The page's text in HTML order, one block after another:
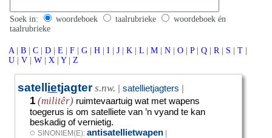
Soek in: woordeboek taalrubrieke
woordeboek én
taalrubrieke
A | B | C | D | E | F | G | H | I | J | K | L | M | N | O | P | Q | R | S | T |
U | V | W | X | Y | Z
satellietjagter s.nw. |satellietjagters |
1 (militêr) ruimtevaartuig wat met wapens
toegerus is om satelliete van ’n vyand te kan
beskadig of vernietig.
◌SINONIEM(E):antisatellietwapen |